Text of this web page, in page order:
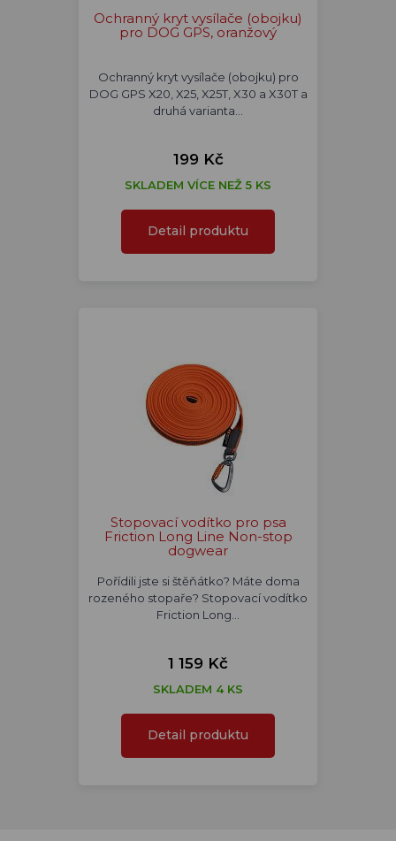
Ochranný kryt vysílače (obojku)
pro DOG GPS, oranžový
Ochranný kryt vysílače (obojku) pro
DOG GPS X20, X25, X25T, X30 a X30T a
druhá varianta…
199 Kč
SKLADEM VÍCE NEŽ 5 KS
Detail produktu
Stopovací vodítko pro psa
Friction Long Line Non-stop
dogwear
Pořídili jste si štěňátko? Máte doma
rozeného stopaře? Stopovací vodítko
Friction Long…
1 159 Kč
SKLADEM 4 KS
Detail produktu